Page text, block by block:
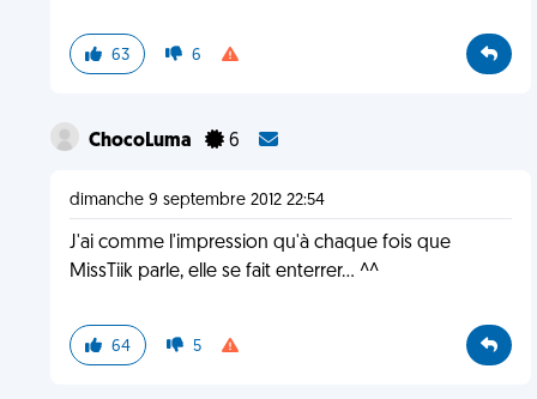
63 6
ChocoLuma 6
dimanche 9 septembre 2012 22:54
J'ai comme l'impression qu'à chaque fois que
MissTiik parle, elle se fait enterrer... ^^
64 5